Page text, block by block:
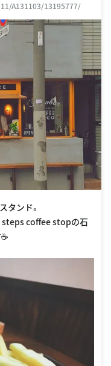
A131103/13195777/
タンド。
steps coffee stopの石